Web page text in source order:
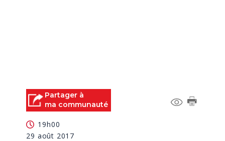
Partager à
ma communauté
19h00
29 août 2017